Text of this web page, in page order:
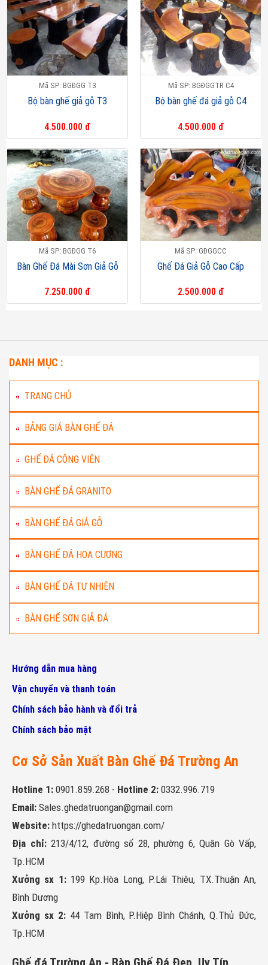
Mã SP: BGĐGG T3
Bộ bàn ghế giả gỗ T3
4.500.000 đ
Mã SP: BGĐGGTR C4
Bộ bàn ghế đá giả gỗ C4
4.500.000 đ
Mã SP: BGĐGG T6
Bàn Ghế Đá Mài Sơn Giả Gỗ
7.250.000 đ
Mã SP: GĐGGCC
Ghế Đá Giả Gỗ Cao Cấp
2.500.000 đ
DANH MỤC :
TRANG CHỦ
BẢNG GIÁ BÀN GHẾ ĐÁ
GHẾ ĐÁ CÔNG VIÊN
BÀN GHẾ ĐÁ GRANITO
BÀN GHẾ ĐÁ GIẢ GỖ
BÀN GHẾ ĐÁ HOA CƯƠNG
BÀN GHẾ ĐÁ TỰ NHIÊN
BÀN GHẾ SƠN GIẢ ĐÁ
Hướng dẫn mua hàng
Vận chuyển và thanh toán
Chính sách bảo hành và đổi trả
Chính sách bảo mật
Cơ Sở Sản Xuất Bàn Ghế Đá Trường An
Hotline 1: 0901.859.268 - Hotline 2: 0332.996.719
Email: Sales.ghedatruongan@gmail.com
Website: https://ghedatruongan.com/
Địa chỉ:213/4/12, đường số 28, phường 6, Quận Gò Vấp,
Tp.HCM
Xưởng sx 1:199 Kp.Hòa Long, P.Lái Thiêu, TX.Thuận An,
Bình Dương
Xưởng sx 2:44 Tam Bình, P.Hiệp Bình Chánh, Q.Thủ Đức,
Tp.HCM